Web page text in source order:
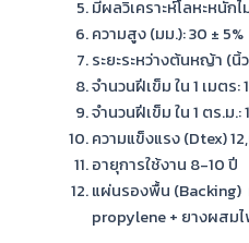
มีผลวิเคราะห์โลหะหนัก
ความสูง (มม.): 30 ± 5%
ระยะระหว่างต้นหญ้า (นิ้
จำนวนฝีเข็ม ใน 1 เมตร:
จำนวนฝีเข็ม ใน 1 ตร.ม.:
ความแข็งแรง (Dtex)
อายุการใช้งาน 8-10ปี
แผ่นรองพื้น (Backing)
propylene + ยางผสม